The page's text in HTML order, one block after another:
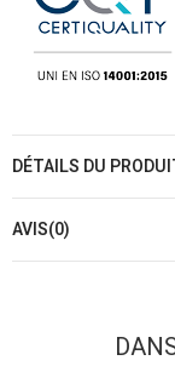
DÉTAILS DU
AVIS(0)